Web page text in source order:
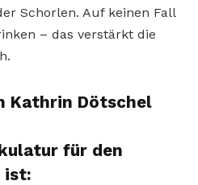
Schorlen. Auf keinen Fall
– das verstärkt die
Kathrin Dötschel
für den
ist: